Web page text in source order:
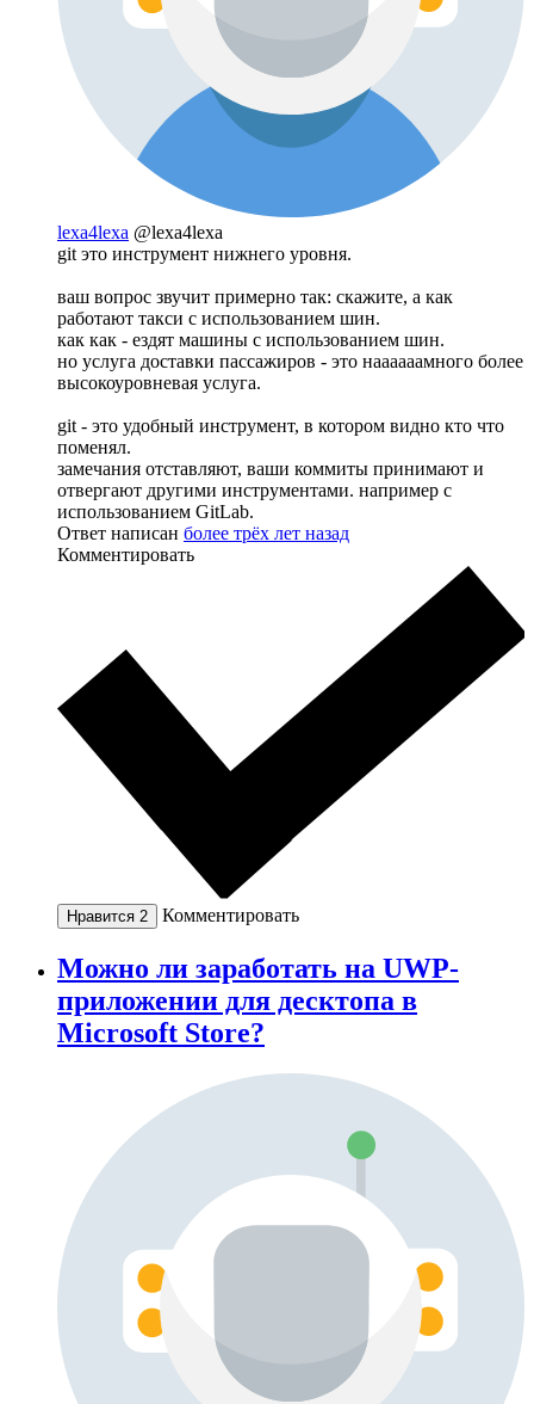
lexa4lexa @lexa4lexa
git это инструмент нижнего уровня.
ваш вопрос звучит примерно так: скажите, а как
работают такси с использованием шин.
как как - ездят машины с использованием шин.
но услуга доставки пассажиров - это наааааамного более
высокоуровневая услуга.
git - это удобный инструмент, в котором видно кто что
поменял.
замечания отставляют, ваши коммиты принимают и
отвергают другими инструментами. например c
использованием GitLab.
Ответ написан более трёх лет назад
Комментировать
Нравится 2 Комментировать
Можно ли заработать на UWP-
приложении для десктопа в
Microsoft Store?